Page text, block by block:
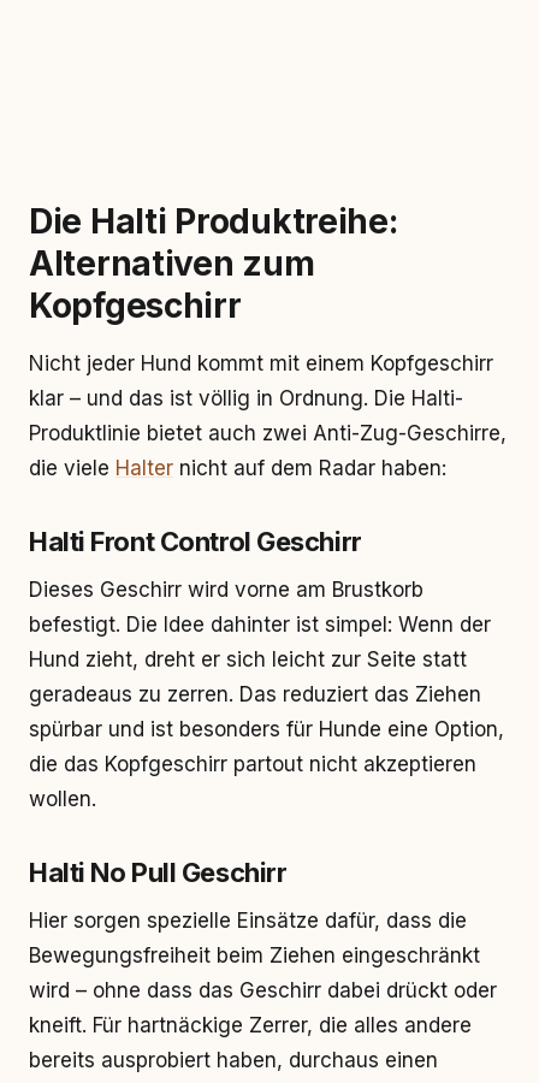
Die Halti Produktreihe:
Alternativen zum
Kopfgeschirr
Nicht jeder Hund kommt mit einem Kopfgeschirr
klar – und das ist völlig in Ordnung. Die Halti-
Produktlinie bietet auch zwei Anti-Zug-Geschirre,
die viele Halter nicht auf dem Radar haben:
Halti Front Control Geschirr
Dieses Geschirr wird vorne am Brustkorb
befestigt. Die Idee dahinter ist simpel: Wenn der
Hund zieht, dreht er sich leicht zur Seite statt
geradeaus zu zerren. Das reduziert das Ziehen
spürbar und ist besonders für Hunde eine Option,
die das Kopfgeschirr partout nicht akzeptieren
wollen.
Halti No Pull Geschirr
Hier sorgen spezielle Einsätze dafür, dass die
Bewegungsfreiheit beim Ziehen eingeschränkt
wird – ohne dass das Geschirr dabei drückt oder
kneift. Für hartnäckige Zerrer, die alles andere
bereits ausprobiert haben, durchaus einen